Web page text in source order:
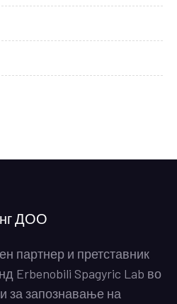
ДОО
партнер и претставник
Erbenobili Spagyric Lab во
за запознавање на